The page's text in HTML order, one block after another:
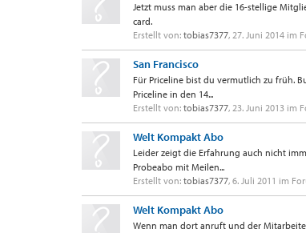
Jetzt muss man aber die 16-stellige
card.
Erstellt von: tobias7377, 27. Juni 2014 im
San Francisco
Für Priceline bist du vermutlich zu früh.
Priceline in den 14...
Erstellt von: tobias7377, 23. Juni 2013 im
Welt Kompakt Abo
Leider zeigt die Erfahrung auch nicht
Probeabo mit Meilen...
Erstellt von: tobias7377, 6. Juli 2011 im
Welt Kompakt Abo
Wenn man dort anruft und der